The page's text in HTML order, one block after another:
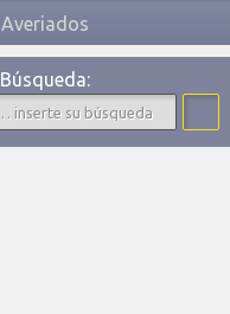
Averiados
Búsqueda: